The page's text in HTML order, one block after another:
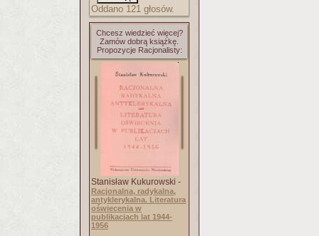
Oddano 121 głosów.
Chcesz wiedzieć więcej?
Zamów dobrą książkę.
Propozycje Racjonalisty:
Stanisław Kukurowski -
Racjonalna, radykalna,
antyklerykalna. Literatura
oświecenia w
publikacjach lat 1944-
1956